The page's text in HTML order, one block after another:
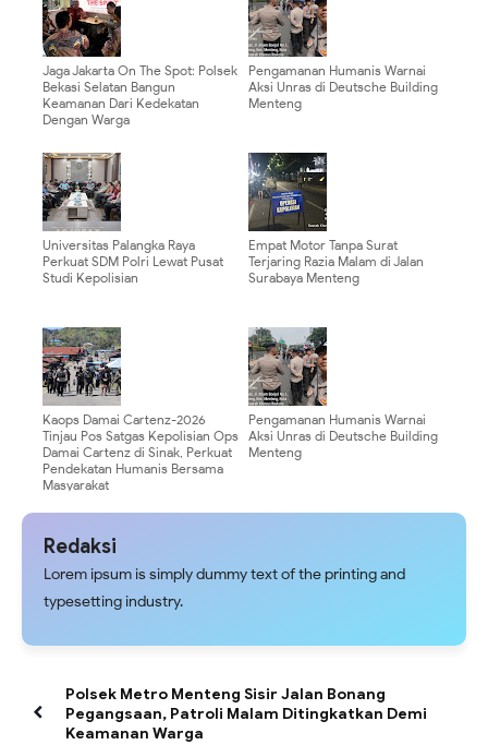
Jaga Jakarta On The Spot: Polsek
Bekasi Selatan Bangun
Keamanan Dari Kedekatan
Dengan Warga
Pengamanan Humanis Warnai
Aksi Unras di Deutsche Building
Menteng
Universitas Palangka Raya
Perkuat SDM Polri Lewat Pusat
Studi Kepolisian
Empat Motor Tanpa Surat
Terjaring Razia Malam di Jalan
Surabaya Menteng
Kaops Damai Cartenz-2026
Tinjau Pos Satgas Kepolisian Ops
Damai Cartenz di Sinak, Perkuat
Pendekatan Humanis Bersama
Masyarakat
Pengamanan Humanis Warnai
Aksi Unras di Deutsche Building
Menteng
Redaksi
Lorem ipsum is simply dummy text of the printing and
typesetting industry.
Polsek Metro Menteng Sisir Jalan Bonang
Pegangsaan, Patroli Malam Ditingkatkan Demi
Keamanan Warga